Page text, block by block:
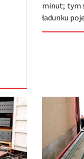
minut; tym
ładunku